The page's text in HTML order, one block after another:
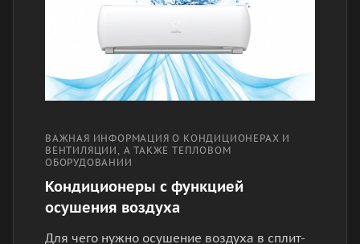
ВАЖНАЯ ИНФОРМАЦИЯ О КОНДИЦИОНЕРАХ И
ВЕНТИЛЯЦИИ, А ТАКЖЕ ТЕПЛОВОМ
ОБОРУДОВАНИИ
Кондиционеры с функцией
осушения воздуха
Для чего нужно осушение воздуха в сплит-